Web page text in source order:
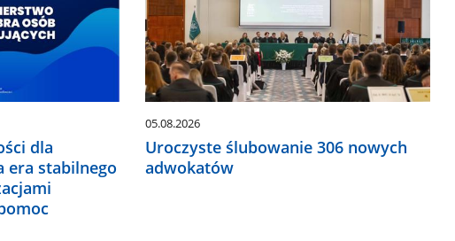
dla
era stabilnego
05.08.2026
Uroczyste ślubowanie 306 nowych
adwokatów